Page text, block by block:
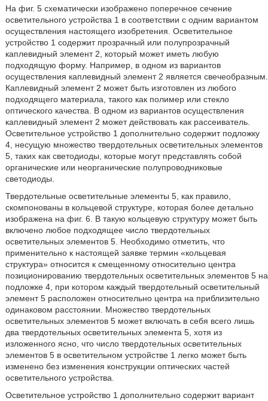
На фиг. 5 схематически изображено поперечное сечение
осветительного устройства 1 в соответствии с одним вариантом
осуществления настоящего изобретения. Осветительное
устройство 1 содержит прозрачный или полупрозрачный
каплевидный элемент 2, который может иметь любую
подходящую форму. Например, в одном из вариантов
осуществления каплевидный элемент 2 является свечеобразным.
Каплевидный элемент 2 может быть изготовлен из любого
подходящего материала, такого как полимер или стекло
оптического качества. В одном из вариантов осуществления
каплевидный элемент 2 может действовать как рассеиватель.
Осветительное устройство 1 дополнительно содержит подложку
4, несущую множество твердотельных осветительных элементов
5, таких как светодиоды, которые могут представлять собой
органические или неорганические полупроводниковые
светодиоды.
Твердотельные осветительные элементы 5, как правило,
скомпонованы в кольцевой структуре, которая более детально
изображена на фиг. 6. В такую кольцевую структуру может быть
включено любое подходящее число твердотельных
осветительных элементов 5. Необходимо отметить, что
применительно к настоящей заявке термин «кольцевая
структура» относится к смещенному относительно центра
позиционированию твердотельных осветительных элементов 5 на
подложке 4, при котором каждый твердотельный осветительный
элемент 5 расположен относительно центра на приблизительно
одинаковом расстоянии. Множество твердотельных
осветительных элементов 5 может включать в себя всего лишь
два твердотельных осветительных элемента 5, хотя из
изложенного ясно, что число твердотельных осветительных
элементов 5 в осветительном устройстве 1 легко может быть
изменено без изменения конструкции оптических частей
осветительного устройства.
Осветительное устройство 1 дополнительно содержит вариант